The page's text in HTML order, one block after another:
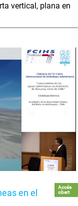
vertical, plana en
en el
Accés
obert